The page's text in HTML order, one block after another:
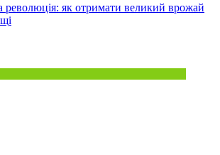
революція: як отримати великий врожай